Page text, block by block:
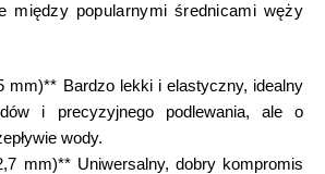
między popularnymi średnicami węży
mm)** Bardzo lekki i elastyczny, idealny
i precyzyjnego podlewania, ale o
wody.
mm)** Uniwersalny, dobry kompromis